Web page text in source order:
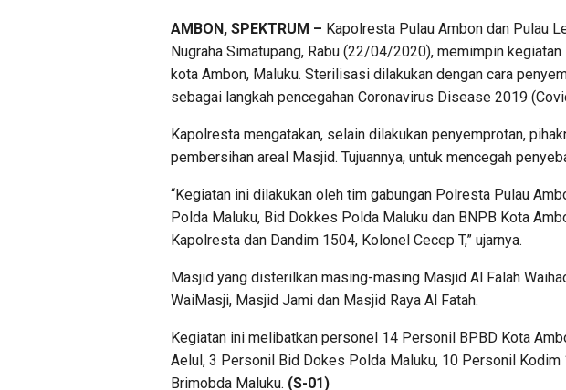
AMBON, SPEKTRUM – Kapolresta Pulau Ambon dan Pulau
Nugraha Simatupang, Rabu (22/04/2020), memimpin
kota Ambon, Maluku. Sterilisasi dilakukan dengan cara
sebagai langkah pencegahan Coronavirus Disease 2019
Kapolresta mengatakan, selain dilakukan penyemprotan,
pembersihan areal Masjid. Tujuannya, untuk mencegah
“Kegiatan ini dilakukan oleh tim gabungan Polresta Pulau
Polda Maluku, Bid Dokkes Polda Maluku dan BNPB Kota
Kapolresta dan Dandim 1504, Kolonel Cecep T,” ujarnya.
Masjid yang disterilkan masing-masing Masjid Al Falah
WaiMasji, Masjid Jami dan Masjid Raya Al Fatah.
Kegiatan ini melibatkan personel 14 Personil BPBD Kota
Aelul, 3 Personil Bid Dokes Polda Maluku, 10 Personil
Brimobda Maluku. (S-01)